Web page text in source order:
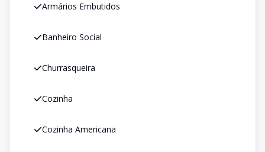
Armários Embutidos
Banheiro Social
Churrasqueira
Cozinha
Cozinha Americana